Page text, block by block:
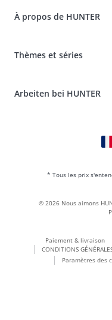
Informations sur la
Réclamer et renvoyer
Tableau des races
Assurance maladie pour
À propos de HUNTER
It*s a family Business
Le cuir est notre passion
Thèmes et séries
BVB Dortmund
Monde des cadeaux
Vêtements pour chiens
Maldon
Arbeiten bei HUNTER
* Tous les prix
Paiement & livraison
CONDITIONS
Paramètres des
© 2026 Nous aimons